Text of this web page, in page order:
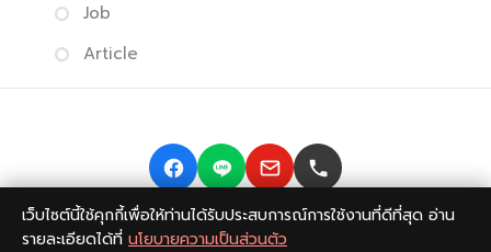
Job
Article
Copyright © 2014-2026 BISMONPRINT Co.,LTD
Privacy
policy|Return Policy
เว็บไซต์นี้ใช้คุกกี้เพื่อให้ท่านได้รับประสบการณ์การใช้งานที่ดีที่สุด อ่าน
รายละเอียดได้ที่ นโยบายความเป็นส่วนตัว